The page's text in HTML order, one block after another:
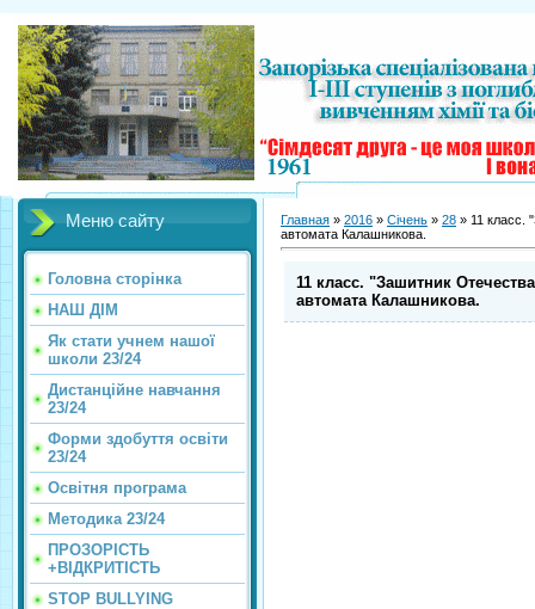
Меню сайту
Головна сторінка
НАШ ДІМ
Як стати учнем нашої
школи 23/24
Дистанційне навчання
23/24
Форми здобуття освіти
23/24
Освітня програма
Методика 23/24
ПРОЗОРІСТЬ
+ВІДКРИТІСТЬ
STOP BULLYING
Главная » 2016 » Січень » 28 » 11 класс.
автомата Калашникова.
11 класс. "Зашитник
автомата Калашникова.